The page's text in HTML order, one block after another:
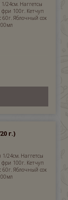
24см. Наггетсы
100г. Кетчуп
60г. Яблочный сок
г.)
24см. Наггетсы
100г. Кетчуп
60г. Яблочный сок